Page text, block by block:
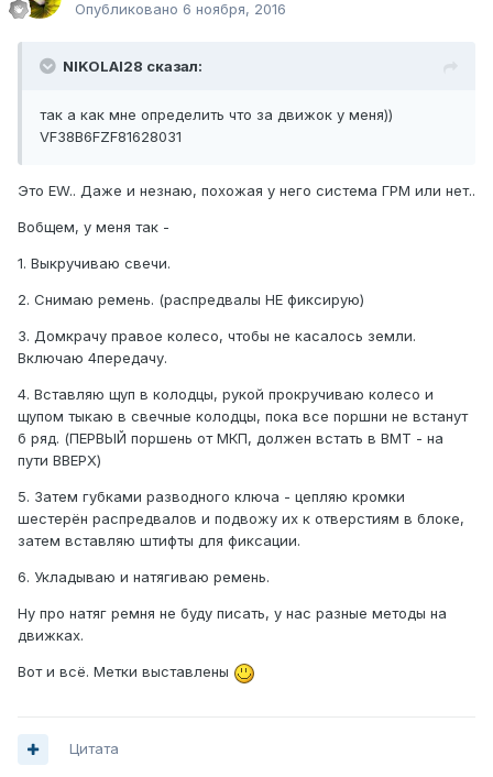
Опубликовано 6 ноября, 2016
NIKOLAI28 сказал:
так а как мне определить что за движок у меня))
VF38B6FZF81628031
Это EW.. Даже и незнаю, похожая у него система ГРМ или нет..
Вобщем, у меня так -
1. Выкручиваю свечи.
2. Снимаю ремень. (распредвалы НЕ фиксирую)
3. Домкрачу правое колесо, чтобы не касалось земли.
Включаю 4передачу.
4. Вставляю щуп в колодцы, рукой прокручиваю колесо и
щупом тыкаю в свечные колодцы, пока все поршни не встанут
б ряд. (ПЕРВЫЙ поршень от МКП, должен встать в ВМТ - на
пути ВВЕРХ)
5. Затем губками разводного ключа - цепляю кромки
шестерён распредвалов и подвожу их к отверстиям в блоке,
затем вставляю штифты для фиксации.
6. Укладываю и натягиваю ремень.
Ну про натяг ремня не буду писать, у нас разные методы на
движках.
Вот и всё. Метки выставлены
Цитата